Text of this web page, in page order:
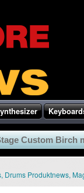
Custom Birch
, Drums Produktnews,